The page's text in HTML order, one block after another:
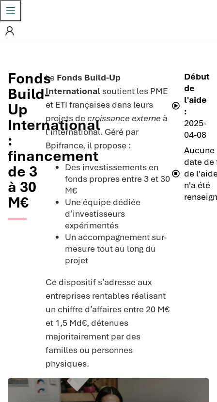
Fonds
Build-
Up
International
:
financement
de 3
à 30
M€
Le Fonds Build-Up
International soutient les PME
et ETI françaises dans leurs
projets de croissance externe à
l’international. Géré par
Bpifrance, il propose :
Des investissements en
fonds propres entre 3 et 30
M€
Une équipe dédiée
d’investisseurs
expérimentés
Un accompagnement sur-
mesure tout au long du
projet
Ce dispositif s’adresse aux
entreprises rentables réalisant
un chiffre d’affaires entre 20 M€
et 1,5 Md€, détenues
majoritairement par des
familles ou personnes
physiques.
Début
de
l'aide
:
2025-
04-08
Aucune
date de
de
n'a été